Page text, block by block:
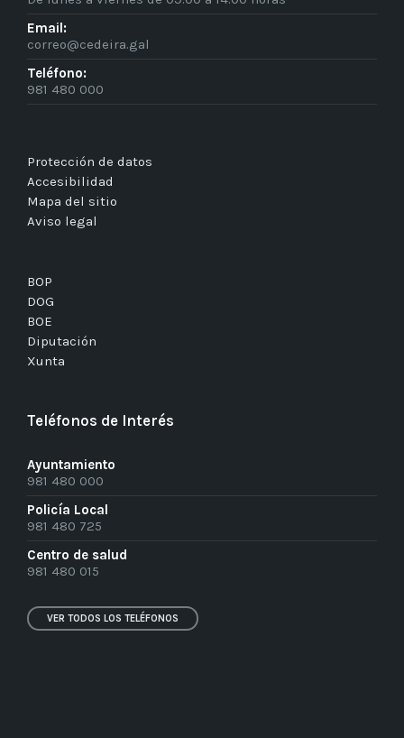
Email:
correo@cedeira.gal
Teléfono:
981 480 000
Protección de datos
Accesibilidad
Mapa del sitio
Aviso legal
BOP
DOG
BOE
Diputación
Xunta
Teléfonos de Interés
Ayuntamiento
981 480 000
Policía Local
981 480 725
Centro de salud
981 480 015
VER TODOS LOS TELÉFONOS